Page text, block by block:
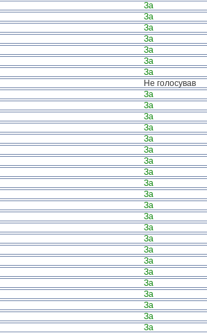
За
За
За
За
За
За
За
Не голосував
За
За
За
За
За
За
За
За
За
За
За
За
За
За
За
За
За
За
За
За
За
За